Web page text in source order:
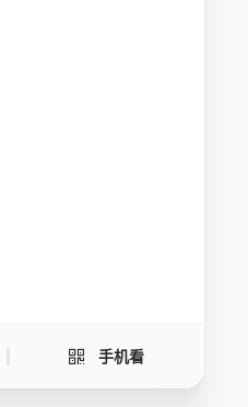
手机看